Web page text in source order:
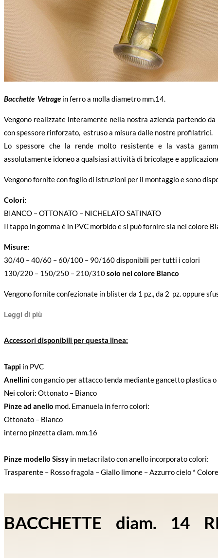
Bacchette Vetrage in ferro a molla diametro mm.14.
Vengono realizzate interamente nella nostra azienda partendo
con spessore rinforzato, estruso a misura dalle nostre profilatrici.
Lo spessore che la rende molto resistente e la vasta
assolutamente idoneo a qualsiasi attività di bricolage e
Vengono fornite con foglio di istruzioni per il montaggio e sono
Colori:
BIANCO – OTTONATO – NICHELATO SATINATO
Il tappo in gomma è in PVC morbido e si può fornire sia nel colore
Misure:
30/40 – 40/60 – 60/100 – 90/160 disponibili per tutti i colori
130/220 – 150/250 – 210/310solo nel colore Bianco
Vengono fornite confezionate in blister da 1 pz., da 2 pz. oppure
Leggi di più
Accessori disponibili per questa linea:
Tappi in PVC
Anellinicon gancio per attacco tenda mediante gancetto plastica
Nei colori: Ottonato – Bianco
Pinze ad anello mod. Emanuela in ferro colori:
Ottonato – Bianco
interno pinzetta diam. mm.16
Pinze modello Sissy in metacrilato con anello incorporato colori:
Trasparente – Rosso fragola – Giallo limone – Azzurro cielo *
BACCHETTE diam. 14